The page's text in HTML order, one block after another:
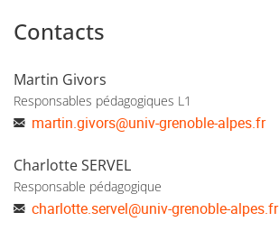
Contacts
Martin Givors
Responsables pédagogiques L1
martin.givors@univ-grenoble-alpes.fr
Charlotte SERVEL
Responsable pédagogique
charlotte.servel@univ-grenoble-alpes.fr